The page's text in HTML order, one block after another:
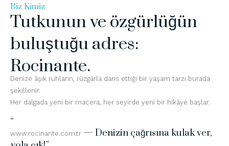
Biz Kimiz
Tutkunun ve özgürlüğün
buluştuğu adres:
Rocinante.
Denize âşık ruhların, rüzgârla dans ettiği bir yaşam tarzı burada
şekillenir.
Her dalgada yeni bir macera, her seyirde yeni bir hikâye başlar.
“
www.rocinante.com.tr — Denizin çağrısına kulak ver,